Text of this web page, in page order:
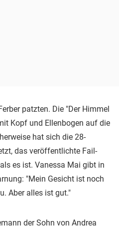
patzten. Die "Der Himmel
Kopf und Ellenbogen auf die
hat sich die 28-
das veröffentlichte Fail-
es ist. Vanessa Mai gibt in
"Mein Gesicht ist noch
Aber alles ist gut."
der Sohn von Andrea